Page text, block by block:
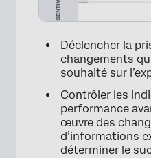
Déclencher la
changements
souhaité sur
Contrôler les
performance
œuvre des
d’informations
déterminer le